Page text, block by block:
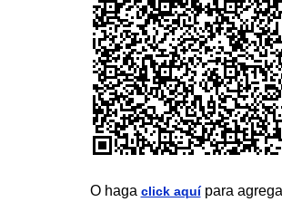
O haga click aquípara